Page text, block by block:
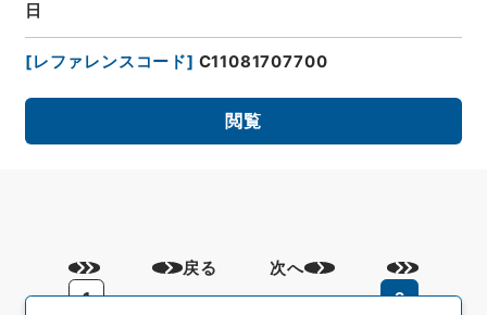
日
[レファレンスコード] C11081707700
閲覧
戻る
1
2
次へ